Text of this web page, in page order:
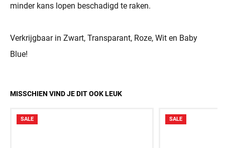
minder kans lopen beschadigd te raken.
Verkrijgbaar in Zwart, Transparant, Roze, Wit en Baby
Blue!
MISSCHIEN VIND JE DIT OOK LEUK
SALE SALE